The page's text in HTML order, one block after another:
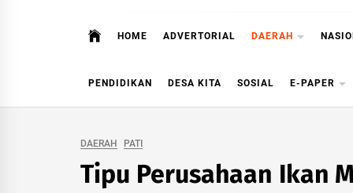
HOME ADVERTORIAL DAERAH
PENDIDIKAN DESA KITA SOSIAL E-PAPER
DAERAH PATI
Tipu Perusahaan Ikan